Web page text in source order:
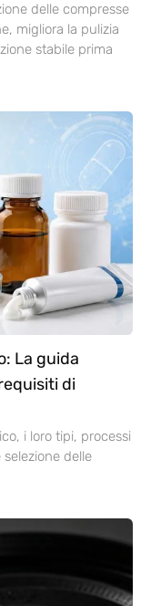
delle compresse
migliora la pulizia
stabile prima
La guida
di
i loro tipi, processi
delle